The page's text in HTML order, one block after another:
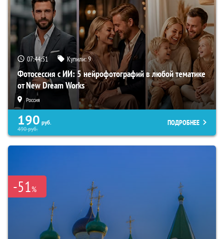
07:44:50 Купили:9
Фотосессия с ИИ: 5 нейрофотографий в любой тематике
от New Dream Works
Россия
190 руб.
490руб.
ПОДРОБНЕЕ
-51%